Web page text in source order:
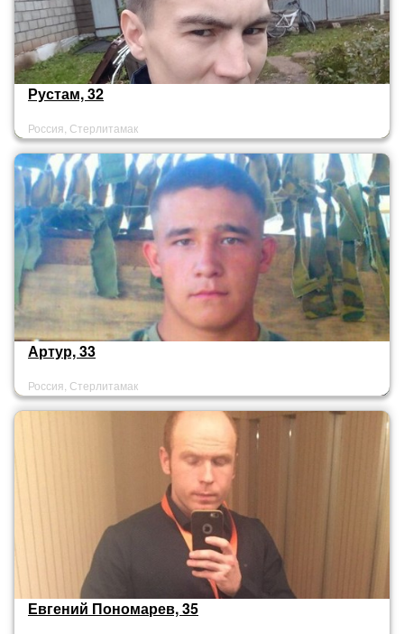
Рустам, 32
Россия, Стерлитамак
Артур, 33
Россия, Стерлитамак
Евгений Пономарев, 35